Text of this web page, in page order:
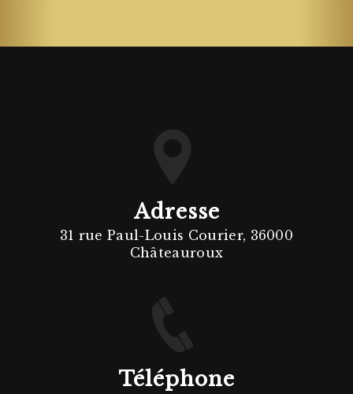
Adresse
31 rue Paul-Louis Courier, 36000
Châteauroux
Téléphone